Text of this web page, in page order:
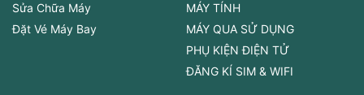
Sửa Chữa Máy
Đặt Vé Máy Bay
MÁY TÍNH
MÁY QUA SỬ DỤNG
PHỤ KIỆN ĐIỆN TỬ
ĐĂNG KÍ SIM & WIFI